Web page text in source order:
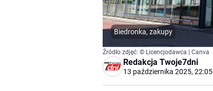
Biedronka, zakupy
Źródło zdjęć: © Licencjodawca | Canva
Redakcja Twoje7dni
13 października 2025, 22:05